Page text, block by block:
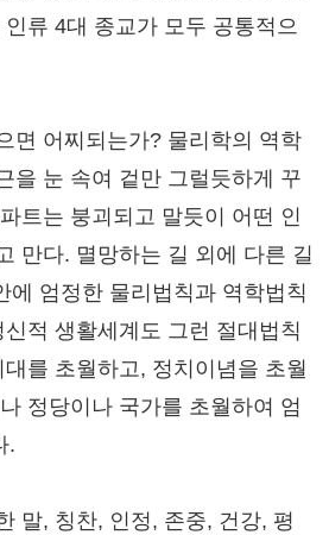
류 4대 종교가 모두 공통적으
면 어찌되는가? 물리학의 역학
을 눈 속여 겉만 그럴듯하게 꾸
트는 붕괴되고 말듯이 어떤 인
만다. 멸망하는 길 외에 다른 길
에 엄정한 물리법칙과 역학법칙
적 생활세계도 그런 절대법칙
를 초월하고, 정치이념을 초월
정당이나 국가를 초월하여 엄
.
말, 칭찬, 인정, 존중, 건강, 평